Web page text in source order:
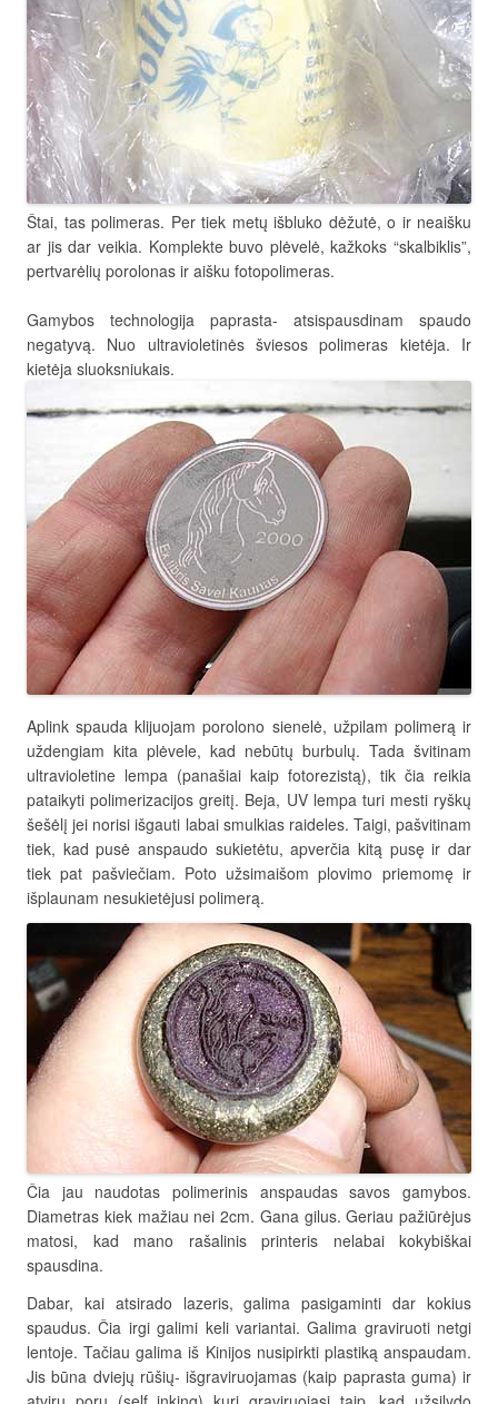
Štai, tas polimeras. Per tiek metų išbluko dėžutė, o ir neaišku
ar jis dar veikia. Komplekte buvo plėvelė, kažkoks “skalbiklis”,
pertvarėlių porolonas ir aišku fotopolimeras.
Gamybos technologija paprasta- atsispausdinam spaudo
negatyvą. Nuo ultravioletinės šviesos polimeras kietėja. Ir
kietėja sluoksniukais.
Aplink spauda klijuojam porolono sienelė, užpilam polimerą ir
uždengiam kita plėvele, kad nebūtų burbulų. Tada švitinam
ultravioletine lempa (panašiai kaip fotorezistą), tik čia reikia
pataikyti polimerizacijos greitį. Beja, UV lempa turi mesti ryškų
šešėlį jei norisi išgauti labai smulkias raideles. Taigi, pašvitinam
tiek, kad pusė anspaudo sukietėtu, apverčia kitą pusę ir dar
tiek pat pašviečiam. Poto užsimaišom plovimo priemomę ir
išplaunam nesukietėjusi polimerą.
Čia jau naudotas polimerinis anspaudas savos gamybos.
Diametras kiek mažiau nei 2cm. Gana gilus. Geriau pažiūrėjus
matosi, kad mano rašalinis printeris nelabai kokybiškai
spausdina.
Dabar, kai atsirado lazeris, galima pasigaminti dar kokius
spaudus. Čia irgi galimi keli variantai. Galima graviruoti netgi
lentoje. Tačiau galima iš Kinijos nusipirkti plastiką anspaudam.
Jis būna dviejų rūšių- išgraviruojamas (kaip paprasta guma) ir